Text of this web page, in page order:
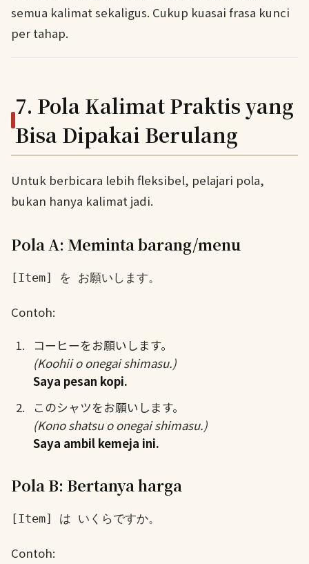
semua kalimat sekaligus. Cukup kuasai frasa kunci
per tahap.
7. Pola Kalimat Praktis yang
Bisa Dipakai Berulang
Untuk berbicara lebih fleksibel, pelajari pola,
bukan hanya kalimat jadi.
Pola A: Meminta barang/menu
[Item] を お願いします。
Contoh:
コーヒーをお願いします。
(Koohii o onegai shimasu.)
Saya pesan kopi.
このシャツをお願いします。
(Kono shatsu o onegai shimasu.)
Saya ambil kemeja ini.
Pola B: Bertanya harga
[Item] は いくらですか。
Contoh: